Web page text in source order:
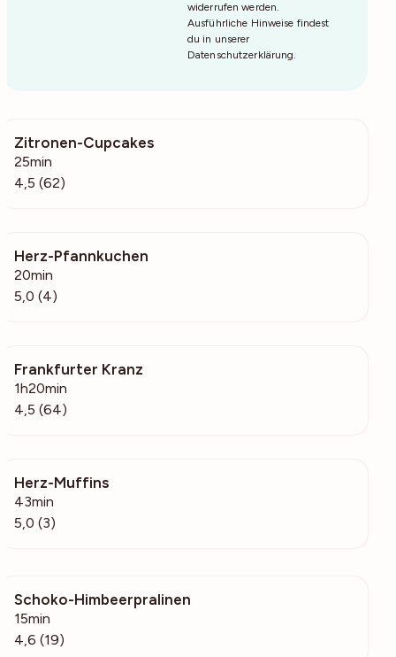
widerrufen werden.
Ausführliche Hinweise findest
du in unserer
Datenschutzerklärung.
Zitronen-Cupcakes
25min
4,5 (62)
Herz-Pfannkuchen
20min
5,0 (4)
Frankfurter Kranz
1h20min
4,5 (64)
Herz-Muffins
43min
5,0 (3)
Schoko-Himbeerpralinen
15min
4,6 (19)